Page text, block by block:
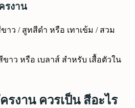
รงาน
าว / สูทสีดำ หรือ เทาเข้ม / สวม
าว หรือ เบลาส์ สำหรับ เสื้อตัวใน
งาน ควรเป็น สีอะไร